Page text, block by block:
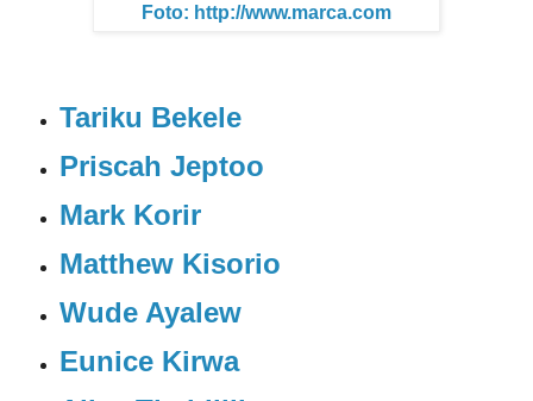
Foto: http://www.marca.com
Tariku Bekele
Priscah Jeptoo
Mark Korir
Matthew Kisorio
Wude Ayalew
Eunice Kirwa